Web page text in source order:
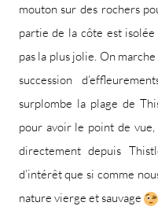
mouton sur des rochers
partie de la côte est isolée
pas la plus jolie. On
succession
surplombe la plage de
pour avoir le point de
directement depuis
d’intérêt que si comme
nature vierge et sauvage